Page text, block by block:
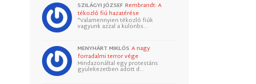
SZILÁGYI JÓZSEF Rembrandt: A
tékozló fiú hazatérése
"Valamennyien tékozló fiúk
vagyunk azzal a különbs…
MENYHÁRT MIKLÓS A nagy
forradalmi terror vége
Mindazonáltal egy protestáns
gyülekezetben adott d…